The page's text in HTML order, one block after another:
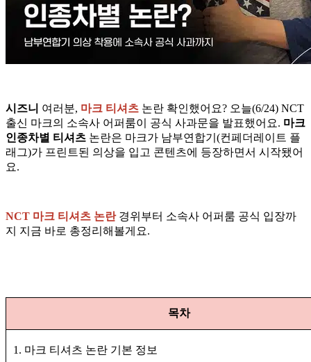
시즈니 여러분, 마크 티셔츠 논란 확인했어요? 오늘(6/24) NCT
출신 마크의 소속사 어퍼룸이 공식 사과문을 발표했어요. 마크
인종차별 티셔츠 논란은 마크가 남부연합기(컨페더레이트 플
래그)가 프린트된 의상을 입고 콘텐츠에 등장하면서 시작됐어
요.
NCT 마크 티셔츠 논란경위부터 소속사 어퍼룸 공식 입장까
지 지금 바로 총정리해볼게요.
목차
1. 마크 티셔츠 논란 기본 정보